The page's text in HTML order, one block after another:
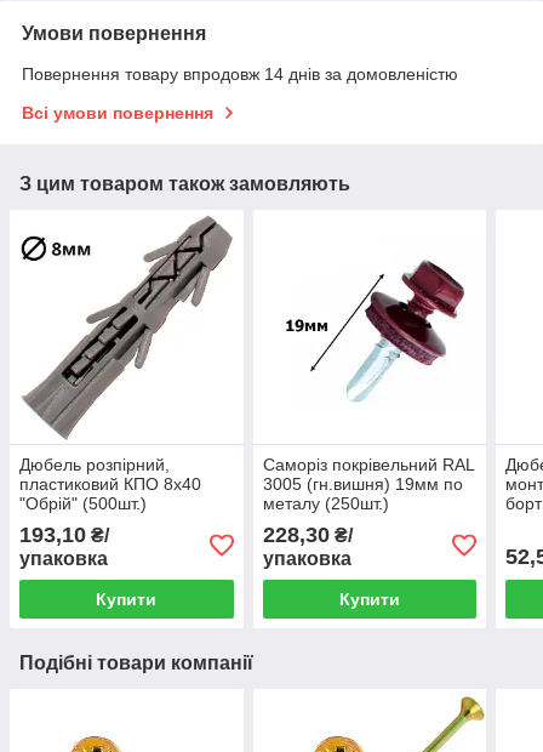
Умови повернення
Повернення товару впродовж 14 днів за домовленістю
Всі умови повернення
З цим товаром також замовляють
Дюбель розпірний,
пластиковий КПО 8х40
"Обрій" (500шт.)
193,10 ₴/
упаковка
Купити
Саморіз покрівельний RAL
3005 (гн.вишня) 19мм по
металу (250шт.)
228,30₴/
упаковка
Купити
Подібні товари компанії